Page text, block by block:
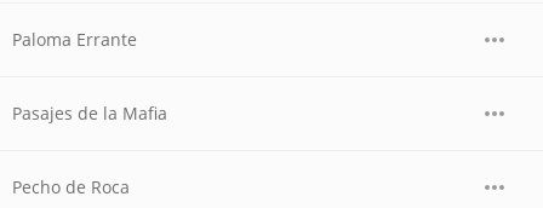
Paloma Errante
Pasajes de la Mafia
Pecho de Roca